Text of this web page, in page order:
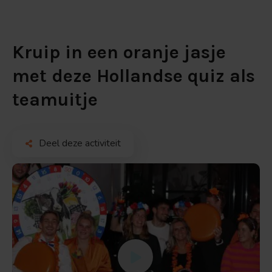
Kruip in een oranje jasje
met deze Hollandse quiz als
teamuitje
Deel deze activiteit